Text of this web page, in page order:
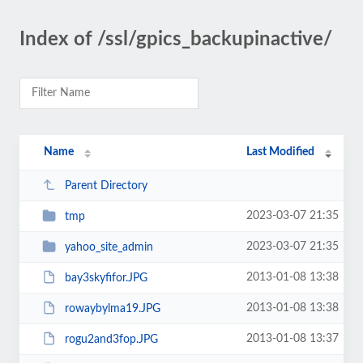
Index of /ssl/gpics_backupinactive/
Name Last Modified
Parent Directory
tmp 2023-03-07 21:35
yahoo_site_admin 2023-03-07 21:35
bay3skyfifor.JPG 2013-01-08 13:38
rowaybylma19.JPG 2013-01-08 13:38
rogu2and3fop.JPG 2013-01-08 13:37